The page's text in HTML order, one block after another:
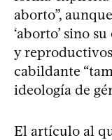
aborto”,
‘aborto’ sino
y
cabildante
ideología de
El artículo al